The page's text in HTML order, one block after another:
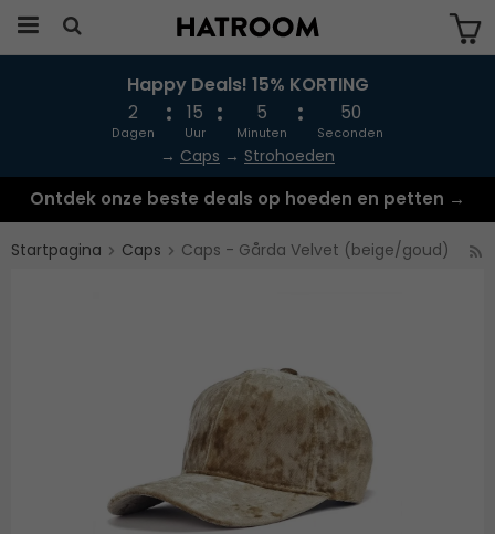
Produkten har blivit tillagd i varukorgen
Happy Deals! 15% KORTING
2
Dagen
15
Uur
5
Minuten
50
Seconden
→ Caps → Strohoeden
Ontdek onze beste deals op hoeden en petten →
Startpagina Caps Caps - Gårda Velvet (beige/goud)